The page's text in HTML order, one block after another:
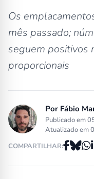
Os
mês passado;
seguem positivos
proporcionais
Por Fábio
Publicado em
Atualizado em
COMPARTILHAR: